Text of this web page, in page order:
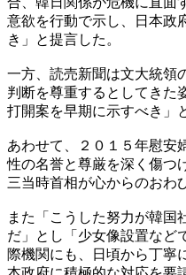
意欲を行動で示し、日本政
き」と提言した。
一方、読売新聞は文大統領
判断を尊重するとしてきた
打開案を早期に示すべき」
あわせて、２０１５年慰安
性の名誉と尊厳を深く傷つ
三当時首相が心からのおわ
また「こうした努力が韓国
だ」とし「少女像設置など
際機関にも、日頃から丁寧